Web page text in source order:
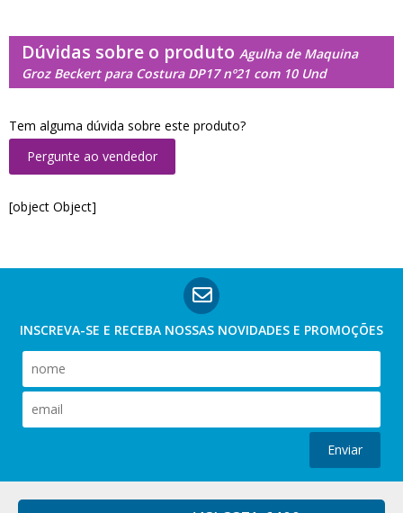
Dúvidas sobre o produto Agulha de Maquina
Groz Beckert para Costura DP17 nº21 com 10 Und
Tem alguma dúvida sobre este produto?
Pergunte ao vendedor
[object Object]
INSCREVA-SE E RECEBA NOSSAS NOVIDADES E PROMOÇÕES
Enviar